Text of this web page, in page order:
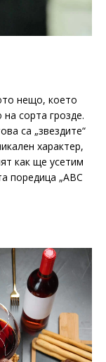
нещо, което
сорта грозде.
са „звездите“
характер,
как ще усетим
поредица „ABC